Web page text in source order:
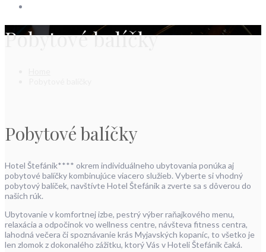
Pobytové balíčky
Pobytové balíčky
Hotel Štefánik**** okrem individuálneho ubytovania ponúka aj
pobytové balíčky kombinujúce viacero služieb. Vyberte si vhodný
pobytový balíček, navštívte Hotel Štefánik a zverte sa s dôverou do
našich rúk.
Ubytovanie v komfortnej izbe, pestrý výber raňajkového menu,
relaxácia a odpočinok vo wellness centre, návšteva fitness centra,
lahodná večera či spoznávanie krás Myjavských kopaníc, to všetko je
len zlomok z dokonalého zážitku, ktorý Vás v Hoteli Štefánik čaká.